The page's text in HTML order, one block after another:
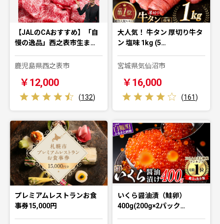
【JALのCAおすすめ】「自
慢の逸品」西之表市生ま…
鹿児島県西之表市
￥12,000
(132)
大人気！ 牛タン 厚切り牛タ
ン 塩味 1kg (5…
宮城県気仙沼市
￥16,000
(161)
プレミアムレストランお食
事券15,000円
いくら醤油漬（鮭卵）
400g(200g×2パック…